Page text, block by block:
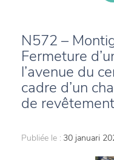
N572 –
Fermeture
l’avenue du
cadre d’un
de revêtement
Publiée le : 30 januari